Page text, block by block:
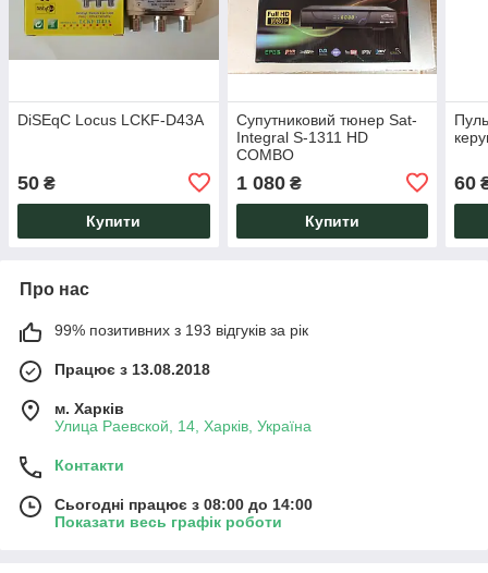
DiSEqC Locus LCKF-D43A
50 ₴
Купити
Супутниковий тюнер Sat-
Integral S-1311 HD
COMBO
1 080₴
Купити
60
Про нас
99% позитивних з 193 відгуків за рік
Працює з 13.08.2018
м. Харків
Улица Раевской, 14, Харків, Україна
Контакти
Сьогодні працює з 08:00 до 14:00
Показати весь графік роботи